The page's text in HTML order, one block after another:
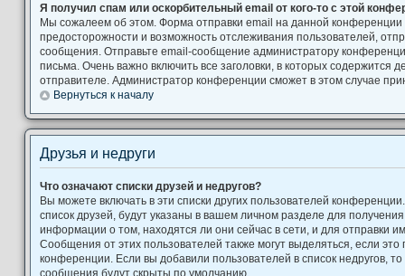
Я получил спам или оскорбительный email от кого-то с этой
Мы сожалеем об этом. Форма отправки email на данной
предосторожности и возможность отслеживания пользователей,
сообщения. Отправьте email-сообщение администратору
письма. Очень важно включить все заголовки, в которых содержится
отправителе. Администратор конференции сможет в этом случае
Вернуться к началу
Друзья и недруги
Что означают списки друзей и недругов?
Вы можете включать в эти списки других пользователей
список друзей, будут указаны в вашем личном разделе для
информации о том, находятся ли они сейчас в сети, и для отправки
Сообщения от этих пользователей также могут выделяться, если
конференции. Если вы добавили пользователей в список недругов,
сообщения будут скрыты по умолчанию.